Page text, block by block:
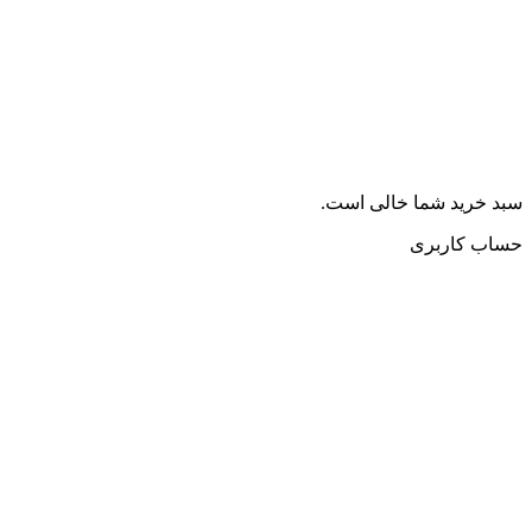
سبد خرید شما خالی است.
حساب کاربری